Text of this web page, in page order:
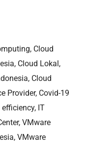
, Cloud
, Cloud Lokal,
, Cloud
Provider, Covid-19
efficiency, IT
, VMware
, VMware